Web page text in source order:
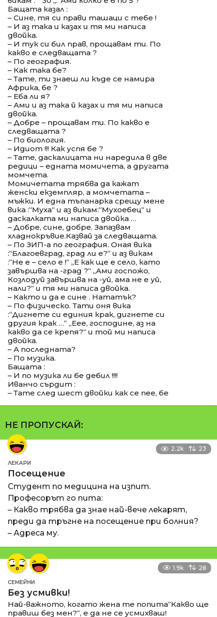
Бащата казал :
– Сине, тя си прави ташаци с тебе !
– И аз така и казах и тя ми написа
двойка.
– И тук си бил прав, прощавам ти. По
какво е следващата ?
– По география.
– Как така бе?
– Тате, ти знаеш ли къде се намира
Африка, бе ?
– Еба ли я?
– Ами и аз така й казах и тя ми написа
двойка.
– Добре – прощавам ти. По какво е
следващата ?
– По биология.
– Идиот !!! Как успя бе ?
– Тате, даскалицата ни наредила в две
редици – едната момичета, а другата
момчета.
Момичетата трябва да кажат
женски екземпляр, а момчетата –
мъжки. И една тъпанарка срещу мене
вика :“Муха“ и аз викам:“Мухоебец“ и
даскалката ми написа двойка …
– Добре, сине, добре. Запазвам
хладнокръвие.Казвай за следващата.
– По ЗИП-а по география. Оная вика
:“Благоевград, град ли е?“ и аз викам
:“Не е – село е !“ „Е как ще е село, като
завършва на -град ?“ „Ами госпожо,
Козлодуй завършва на -уй, ама не е уй,
нали?“ и тя ми написа двойка.
– Както и да е сине . Нататък?
– По физическо. Тати оня вика
:“Дигнете си единия крак, дигнете си
другия крак …“ „Еее, господине, аз на
какво да се крепя?“ и той ми написа
двойка.
– А последната?
– По музика.
Бащата :
– И по музика ли бе дебил !!!!
Иванчо сърдит :
– Тате след шест двойки как се пее, бе
НЕ ПРОПУСКАЙ:
2.2k 23
ЛЕКАРИ
Посещение
Студент по медицина на изпит.
Професорът го пита:
– Какво трябва да знае най-вече лекарят,
преди да тръгне на посещение при болния?
– Адреса му.
1.9k 28
СЕМЕЙНИ
Без усмивки!
Най-важното, когато жена те попита“Какво ще
правиш без мен?“, е да не се усмихваш!